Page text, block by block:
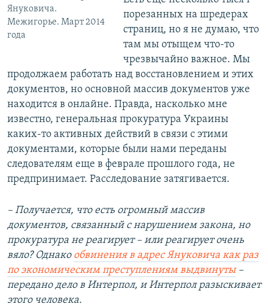
Януковича.
Межигорье. Март 2014
года
порезанных на шредерах
страниц, но я не думаю, что
там мы отыщем что-то
чрезвычайно важное. Мы
продолжаем работать над восстановлением и этих
документов, но основной массив документов уже
находится в онлайне. Правда, насколько мне
известно, генеральная прокуратура Украины
каких-то активных действий в связи с этими
документами, которые были нами переданы
следователям еще в феврале прошлого года, не
предпринимает. Расследование затягивается.
– Получается, что есть огромный массив
документов, связанный с нарушением закона, но
прокуратура не реагирует – или реагирует очень
вяло? Однако обвинения в адрес Януковича как раз
по экономическим преступлениям выдвинуты–
передано дело в Интерпол, и Интерпол разыскивает
этого человека.